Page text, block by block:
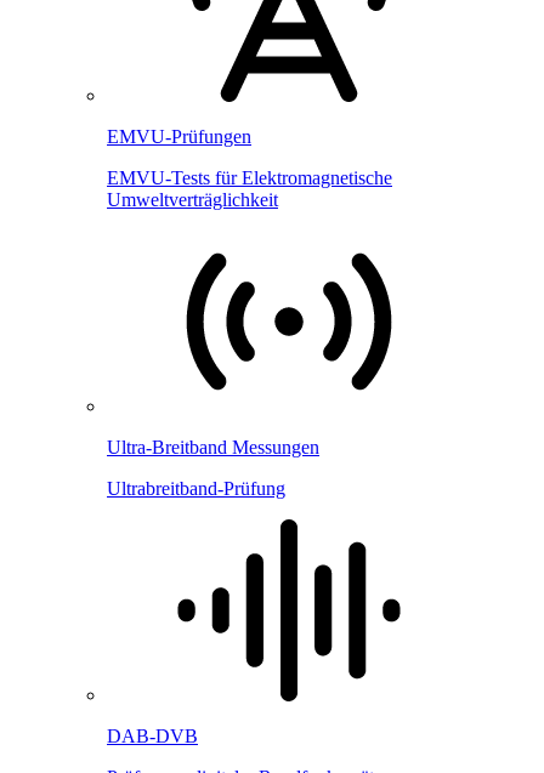
EMVU-Prüfungen
EMVU-Tests für Elektromagnetische
Umweltverträglichkeit
Ultra-Breitband Messungen
Ultrabreitband-Prüfung
DAB-DVB